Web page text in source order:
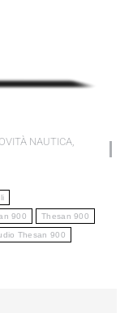
NAUTICA,
900 Thesan 900
Thesan 900